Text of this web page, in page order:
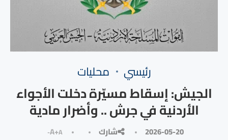
رئيسي محليات
الجيش: إسقاط مسيّرة دخلت الأجواء
الأردنية في جرش .. وأضرار مادية
2026-05-20 شارك A+A-